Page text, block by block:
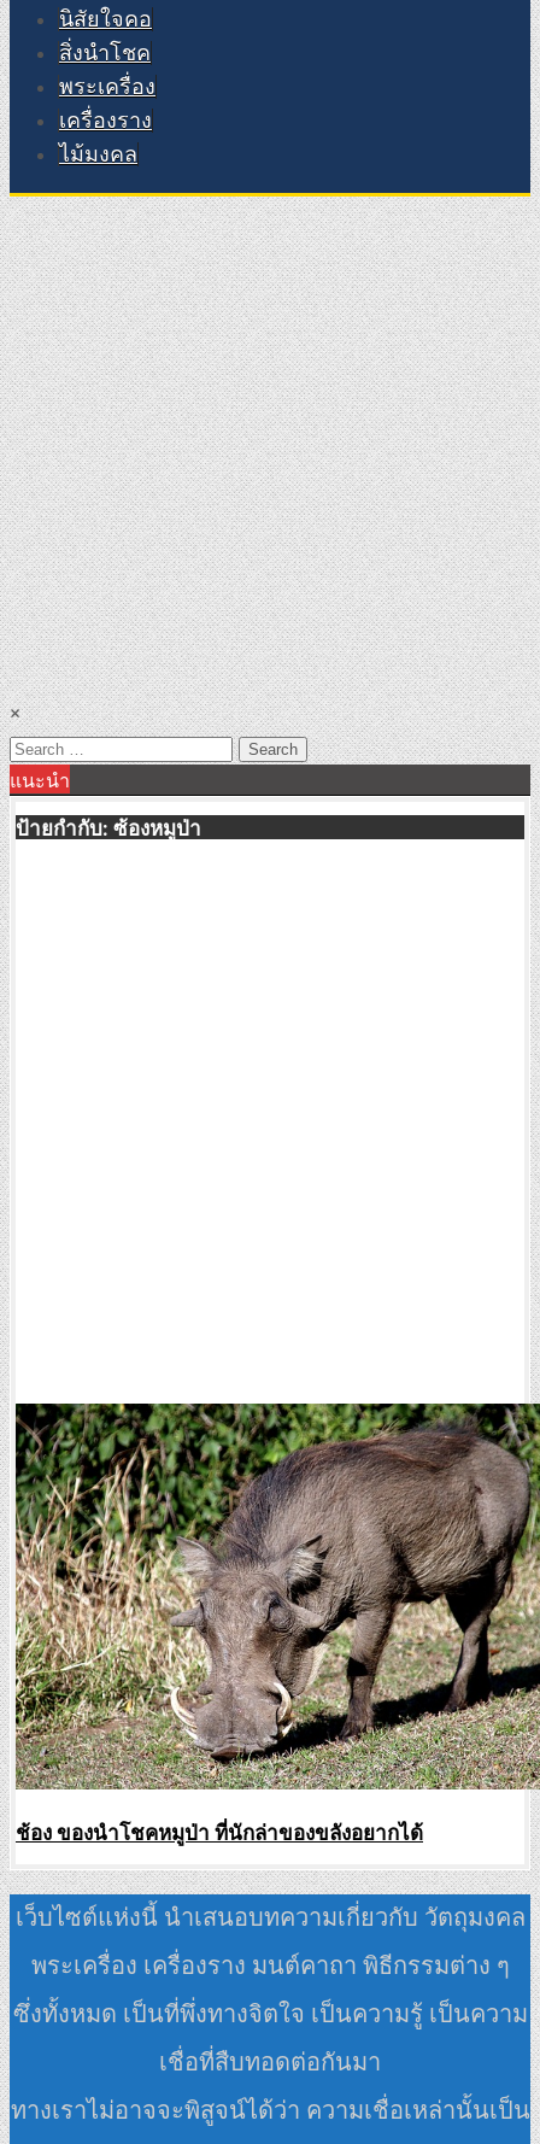
นิสัยใจคอ
สิ่งนำโชค
พระเครื่อง
เครื่องราง
ไม้มงคล
×
Search
for:
แนะนำ
ป้ายกำกับ: ซ้องหมูป่า
ช้อง ของนำโชคหมูป่า ที่นักล่าของขลังอยากได้
เว็บไซต์แห่งนี้ นำเสนอบทความเกี่ยวกับ วัตถุมงคล
พระเครื่อง เครื่องราง มนต์คาถา พิธีกรรมต่าง ๆ
ซึ่งทั้งหมด เป็นที่พึ่งทางจิตใจ เป็นความรู้ เป็นความ
เชื่อที่สืบทอดต่อกันมา
ทางเราไม่อาจจะพิสูจน์ได้ว่า ความเชื่อเหล่านั้นเป็น